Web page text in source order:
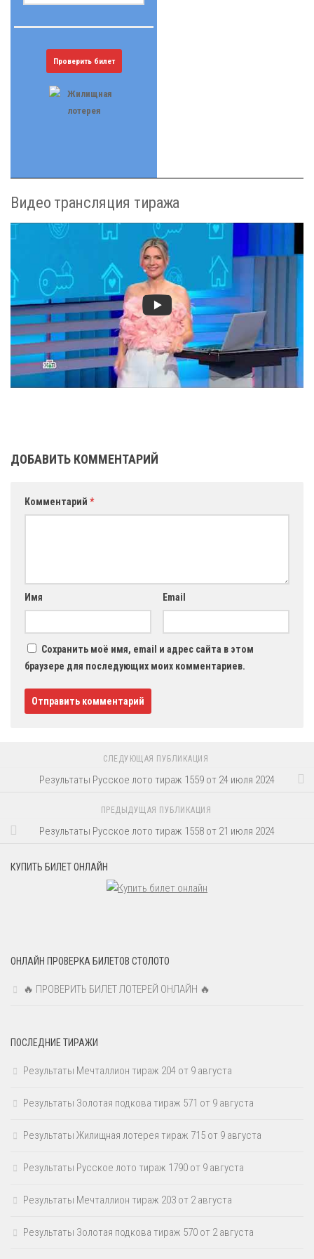
Проверить билет
Видео трансляция тиража
ДОБАВИТЬ КОММЕНТАРИЙ
Комментарий *
Имя Email
Сохранить моё имя, email и адрес сайта в этом
браузере для последующих моих комментариев.
СЛЕДУЮЩАЯ ПУБЛИКАЦИЯ
Результаты Русское лото тираж 1559 от 24 июля 2024
ПРЕДЫДУЩАЯ ПУБЛИКАЦИЯ
Результаты Русское лото тираж 1558 от 21 июля 2024
КУПИТЬ БИЛЕТ ОНЛАЙН
ОНЛАЙН ПРОВЕРКА БИЛЕТОВ СТОЛОТО
🔥 ПРОВЕРИТЬ БИЛЕТ ЛОТЕРЕЙ ОНЛАЙН 🔥
ПОСЛЕДНИЕ ТИРАЖИ
Результаты Мечталлион тираж 204 от 9 августа
Результаты Золотая подкова тираж 571 от 9 августа
Результаты Жилищная лотерея тираж 715 от 9 августа
Результаты Русское лото тираж 1790 от 9 августа
Результаты Мечталлион тираж 203 от 2 августа
Результаты Золотая подкова тираж 570 от 2 августа